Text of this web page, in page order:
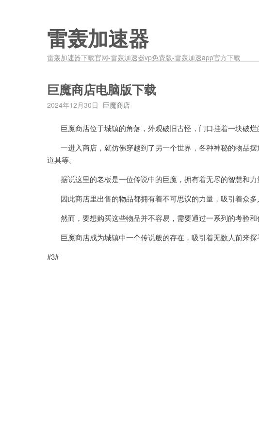
雷轰加速器
雷轰加速器下载官网-雷轰加速器vp免费版-雷轰加速app官方下载
巨魔商店电脑版下载
2024年12月30日 巨魔商店
巨魔商店位于城镇的角落，外观破旧古怪，门口挂着一块破烂
一进入商店，就仿佛穿越到了另一个世界，各种神秘的物品
道具等。
据说这里的老板是一位传说中的巨魔，拥有着无尽的智慧和力
因此商店里出售的物品都拥有着不可思议的力量，吸引着众多
然而，要想购买这些物品并不容易，需要通过一系列的考验和
巨魔商店成为城镇中一个传说般的存在，吸引着无数人前来探
#3#